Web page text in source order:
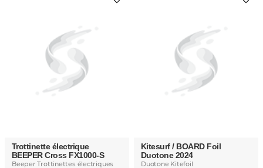
Trottinette électrique
BEEPER Cross FX1000-S
Beeper Trottinettes électriques
Kitesurf / BOARD Foil
Duotone 2024
Duotone Kitefoil